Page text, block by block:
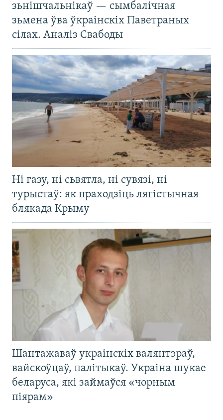
зьнішчальнікаў — сымбалічная
зьмена ўва ўкраінскіх Паветраных
сілах. Аналіз Свабоды
Ні газу, ні сьвятла, ні сувязі, ні
турыстаў: як праходзіць лягістычная
блякада Крыму
Шантажаваў украінскіх валянтэраў,
вайскоўцаў, палітыкаў. Украіна шукае
беларуса, які займаўся «чорным
піярам»